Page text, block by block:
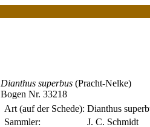
Dianthus superbus (Pracht-Nelke)
Bogen Nr. 33218
Art (auf der Schede): Dianthus
Sammler:
J. C. Schmidt